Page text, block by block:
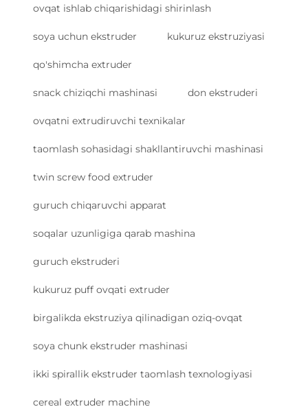
ovqat ishlab chiqarishidagi shirinlash
soya uchun ekstruder kukuruz ekstruziyasi
qo'shimcha extruder
snack chiziqchi mashinasi don ekstruderi
ovqatni extrudiruvchi texnikalar
taomlash sohasidagi shakllantiruvchi mashinasi
twin screw food extruder
guruch chiqaruvchi apparat
soqalar uzunligiga qarab mashina
guruch ekstruderi
kukuruz puff ovqati extruder
birgalikda ekstruziya qilinadigan oziq-ovqat
soya chunk ekstruder mashinasi
ikki spirallik ekstruder taomlash texnologiyasi
cereal extruder machine